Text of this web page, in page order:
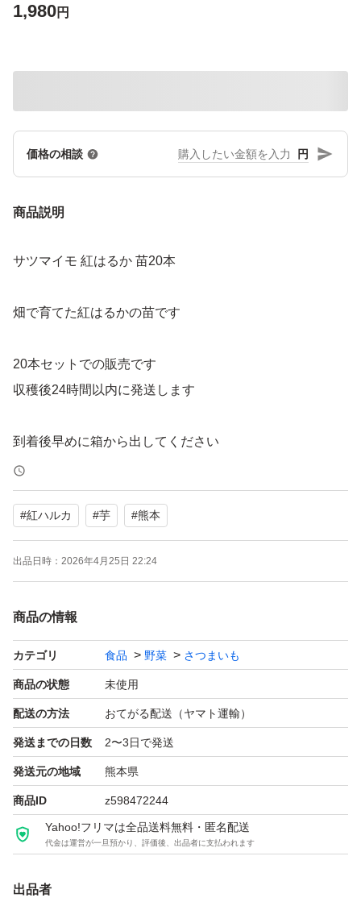
1,980円
価格の相談 円
商品説明
サツマイモ 紅はるか 苗20本
畑で育てた紅はるかの苗です
20本セットでの販売です
収穫後24時間以内に発送します
到着後早めに箱から出してください
紅はるかは、甘くてしっとりした食感が特徴のサツマイモ
の品種です
#紅ハルカ #芋 #熊本
出品日時： 2026年4月25日 22:24
商品の情報
カテゴリ 食品 野菜 さつまいも
商品の状態 未使用
配送の方法 おてがる配送（ヤマト運輸）
発送までの日数 2〜3日で発送
発送元の地域 熊本県
商品ID z598472244
Yahoo!フリマは全品送料無料・匿名配送
代金は運営が一旦預かり、評価後、出品者に支払われます
出品者